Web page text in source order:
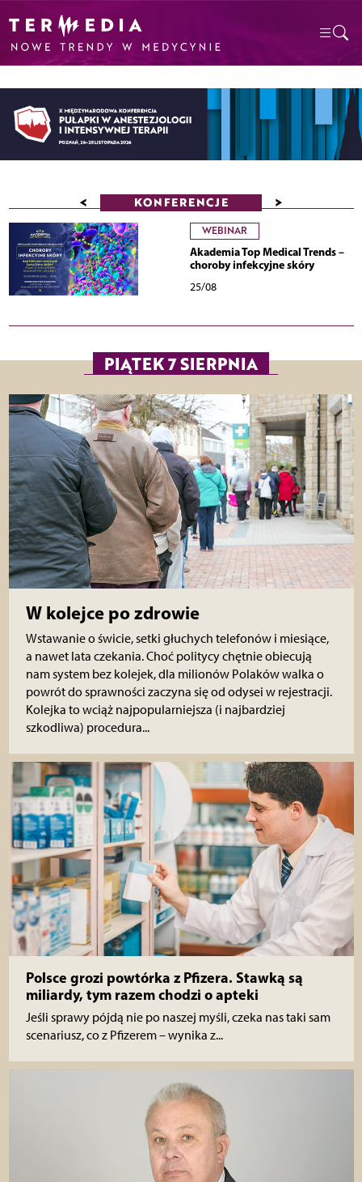
< KONFERENCJE >
WEBINAR
Akademia Top Medical Trends –
choroby infekcyjne skóry
25/08
PIĄTEK 7 SIERPNIA
W kolejce po zdrowie
Wstawanie o świcie, setki głuchych telefonów i miesiące,
a nawet lata czekania. Choć politycy chętnie obiecują
nam system bez kolejek, dla milionów Polaków walka o
powrót do sprawności zaczyna się od odysei w rejestracji.
Kolejka to wciąż najpopularniejsza (i najbardziej
szkodliwa) procedura...
Polsce grozi powtórka z Pfizera. Stawką są
miliardy, tym razem chodzi o apteki
Jeśli sprawy pójdą nie po naszej myśli, czeka nas taki sam
scenariusz, co z Pfizerem – wynika z...